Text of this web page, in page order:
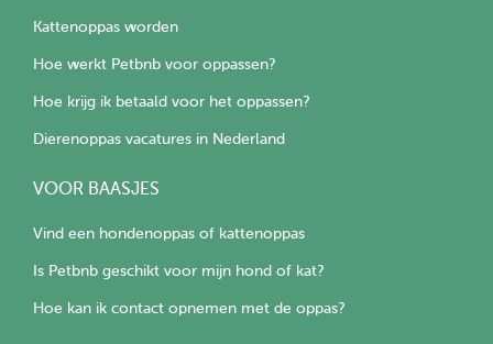
Kattenoppas worden
Hoe werkt Petbnb voor oppassen?
Hoe krijg ik betaald voor het oppassen?
Dierenoppas vacatures in Nederland
VOOR BAASJES
Vind een hondenoppas of kattenoppas
Is Petbnb geschikt voor mijn hond of kat?
Hoe kan ik contact opnemen met de oppas?